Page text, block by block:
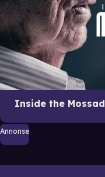
Inside the Mossad
Annonse